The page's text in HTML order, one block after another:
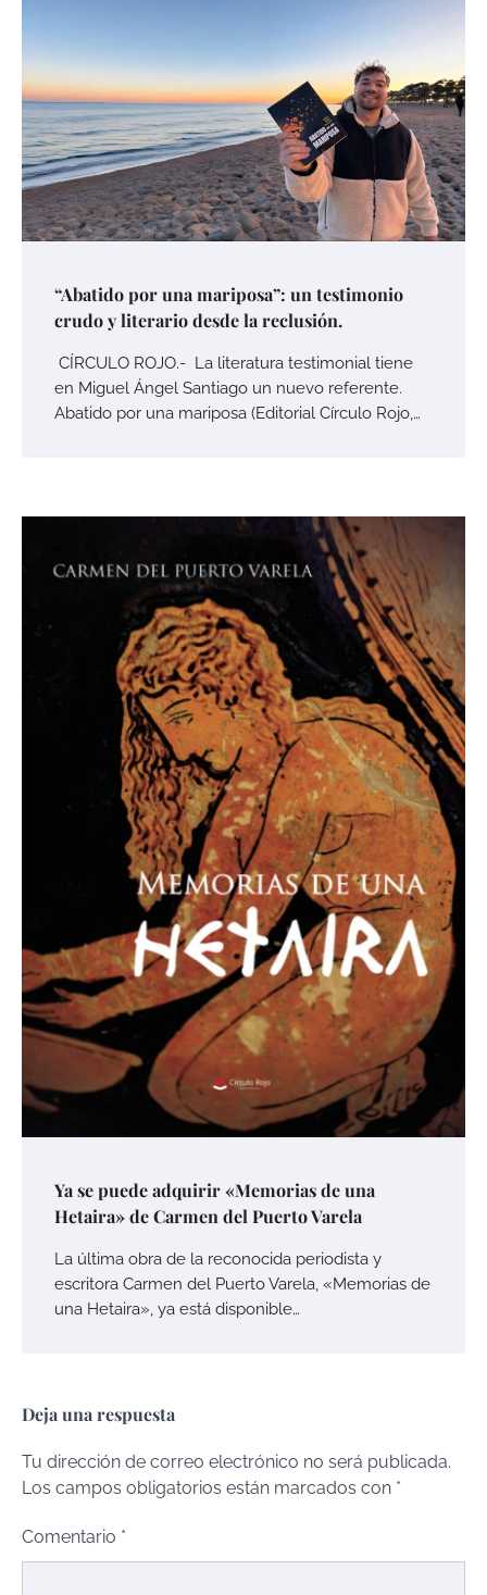
“Abatido por una mariposa”: un testimonio
crudo y literario desde la reclusión.
CÍRCULO ROJO.- La literatura testimonial tiene
en Miguel Ángel Santiago un nuevo referente.
Abatido por una mariposa (Editorial Círculo Rojo,…
Ya se puede adquirir «Memorias de una
Hetaira» de Carmen del Puerto Varela
La última obra de la reconocida periodista y
escritora Carmen del Puerto Varela, «Memorias de
una Hetaira», ya está disponible…
Deja una respuesta
Tu dirección de correo electrónico no será publicada.
Los campos obligatorios están marcados con *
Comentario *